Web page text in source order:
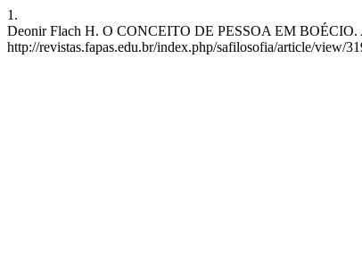
1.
Deonir Flach H. O CONCEITO DE PESSOA EM BOÉCIO.
http://revistas.fapas.edu.br/index.php/safilosofia/article/view/